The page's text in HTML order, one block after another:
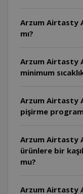
Arzum Airtasty
mı?
Arzum Airtasty
minimum
Arzum Airtasty
pişirme
Arzum Airtasty
ürünlere bir
mu?
Arzum Airtasty